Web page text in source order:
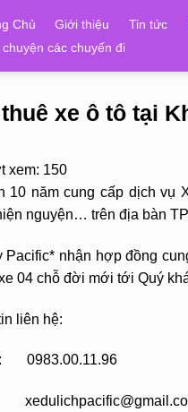
Chủ Giới thiệu Tin tức
chuyện các chuyến đi
xe ô tô tại
xem: 150
10 năm cung cấp dịch vụ
nguyện… trên địa bàn
Pacific* nhận hợp đồng
04 chỗ đời mới tới Quý
liên hệ:
0983.00.11.96